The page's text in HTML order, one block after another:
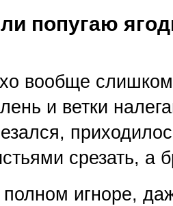
попугаю
вообще
и ветки
срезать, а
полном игноре,